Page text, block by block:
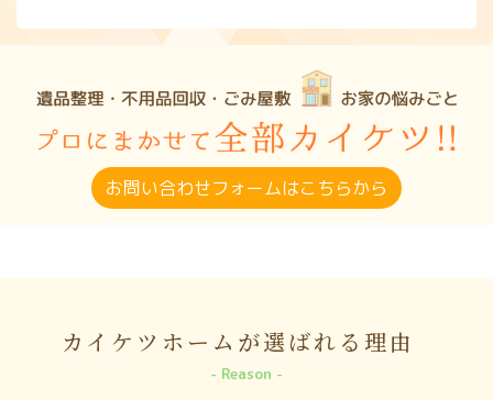
お問い合わせフォームはこちらから
カイケツホームが選ばれる理由
Reason